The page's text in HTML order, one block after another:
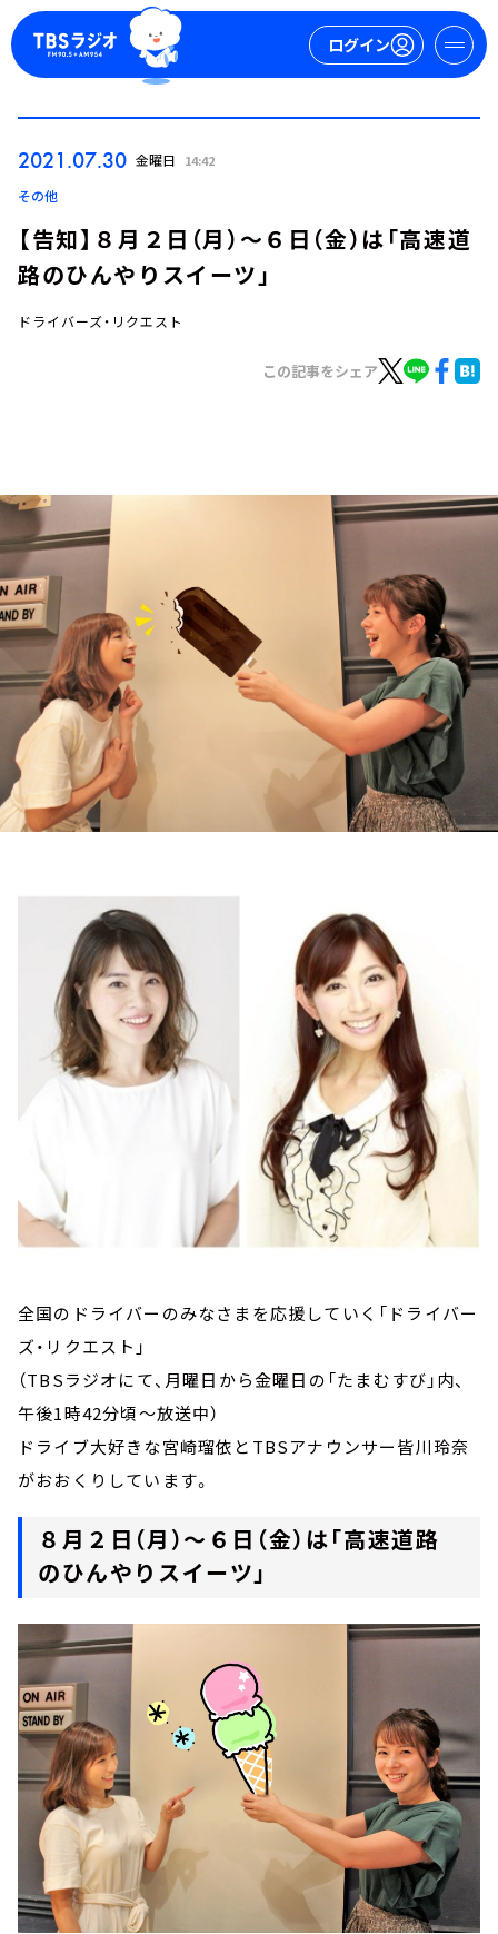
ログイン
お知らせ
イベント・グッズ
YouTube
会社情報
2021.07.30 金曜日 14:42
その他
【告知】８月２日（月）～６日（金）は「高速道
路のひんやりスイーツ」
ドライバーズ・リクエスト
この記事をシェア
全国のドライバーのみなさまを応援していく「ドライバー
ズ・リクエスト」
（TBSラジオにて、月曜日から金曜日の「たまむすび」内、
午後1時42分頃～放送中）
ドライブ大好きな宮崎瑠依とTBSアナウンサー皆川玲奈
がおおくりしています。
８月２日（月）～６日（金）は「高速道路
のひんやりスイーツ」